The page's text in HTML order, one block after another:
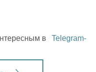
в
Telegram-